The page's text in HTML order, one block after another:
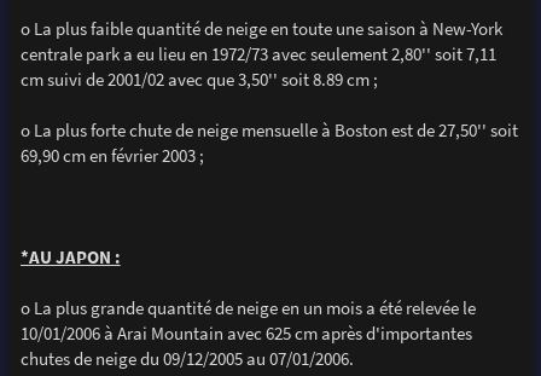
o La plus faible quantité de neige en toute une saison à New-York
centrale park a eu lieu en 1972/73 avec seulement 2,80'' soit 7,11
cm suivi de 2001/02 avec que 3,50'' soit 8.89 cm ;
o La plus forte chute de neige mensuelle à Boston est de 27,50'' soit
69,90 cm en février 2003 ;
*AU JAPON :
o La plus grande quantité de neige en un mois a été relevée le
10/01/2006 à Arai Mountain avec 625 cm après d'importantes
chutes de neige du 09/12/2005 au 07/01/2006.